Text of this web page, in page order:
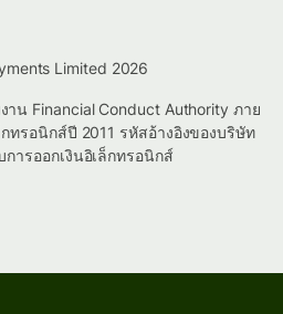
Limited 2026
น Financial Conduct Authority ภาย
กทรอนิกส์ปี 2011 รหัสอ้างอิงของบริษัท
ารออกเงินอิเล็กทรอนิกส์